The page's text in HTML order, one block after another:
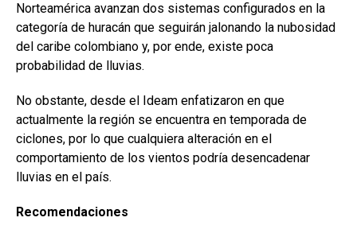
Norteamérica avanzan dos sistemas configurados en la
categoría de huracán que seguirán jalonando la nubosidad
del caribe colombiano y, por ende, existe poca
probabilidad de lluvias.
No obstante, desde el Ideam enfatizaron en que
actualmente la región se encuentra en temporada de
ciclones, por lo que cualquiera alteración en el
comportamiento de los vientos podría desencadenar
lluvias en el país.
Recomendaciones